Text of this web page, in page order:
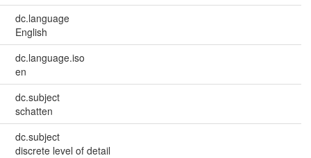
dc.language
English
dc.language.iso
en
dc.subject
schatten
dc.subject
discrete level of detail